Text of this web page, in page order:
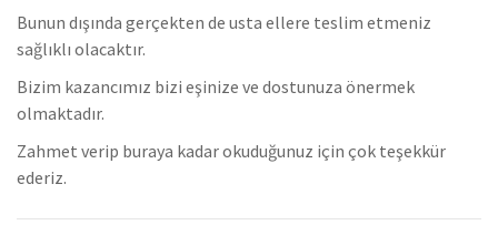
Bunun dışında gerçekten de usta ellere teslim etmeniz
sağlıklı olacaktır.
Bizim kazancımız bizi eşinize ve dostunuza önermek
olmaktadır.
Zahmet verip buraya kadar okuduğunuz için çok teşekkür
ederiz.